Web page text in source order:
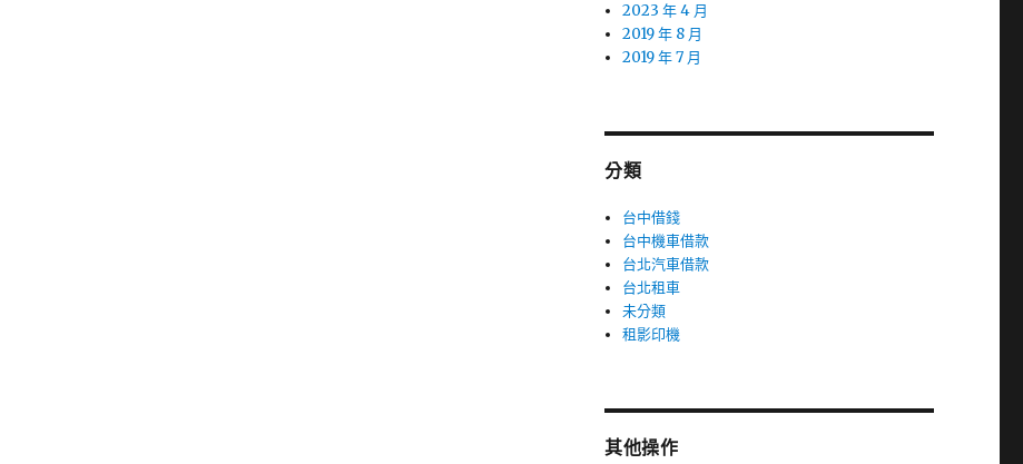
2023 年 4 月
2019 年 8 月
2019 年 7 月
分類
台中借錢
台中機車借款
台北汽車借款
台北租車
未分類
租影印機
其他操作